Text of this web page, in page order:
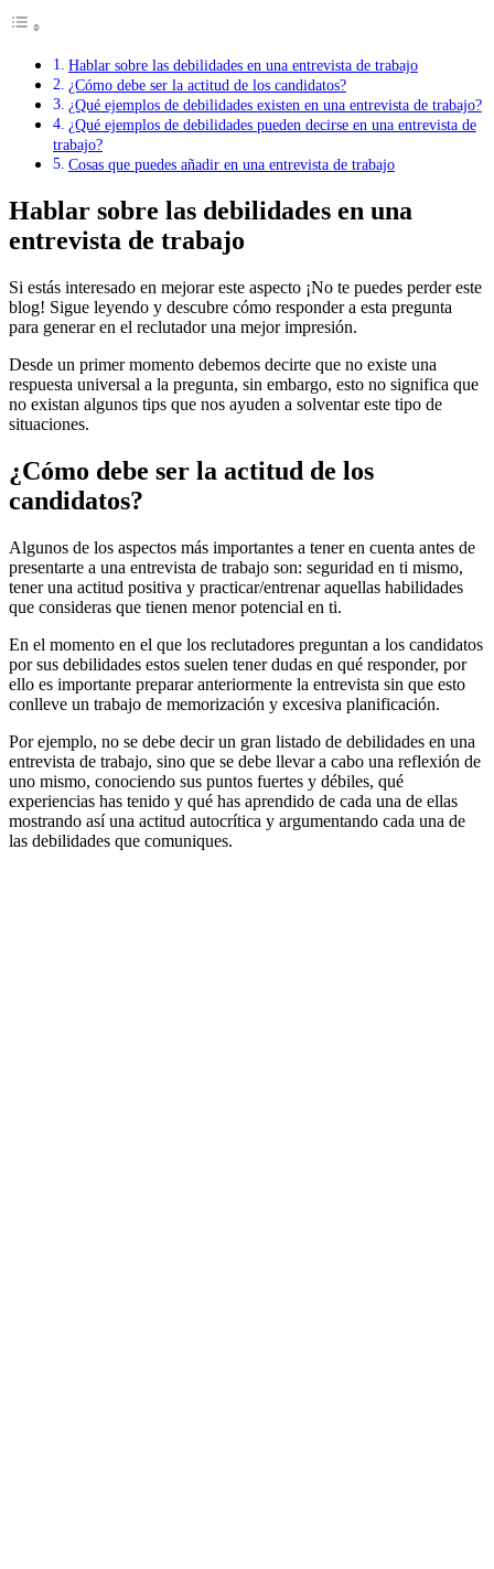
Hablar sobre las debilidades en una entrevista de trabajo
¿Cómo debe ser la actitud de los candidatos?
¿Qué ejemplos de debilidades existen en una entrevista de trabajo?
¿Qué ejemplos de debilidades pueden decirse en una entrevista de
trabajo?
Cosas que puedes añadir en una entrevista de trabajo
Hablar sobre las debilidades en una
entrevista de trabajo
Si estás interesado en mejorar este aspecto ¡No te puedes perder este
blog! Sigue leyendo y descubre cómo responder a esta pregunta
para generar en el reclutador una mejor impresión.
Desde un primer momento debemos decirte que no existe una
respuesta universal a la pregunta, sin embargo, esto no significa que
no existan algunos tips que nos ayuden a solventar este tipo de
situaciones.
¿Cómo debe ser la actitud de los
candidatos?
Algunos de los aspectos más importantes a tener en cuenta antes de
presentarte a una entrevista de trabajo son: seguridad en ti mismo,
tener una actitud positiva y practicar/entrenar aquellas habilidades
que consideras que tienen menor potencial en ti.
En el momento en el que los reclutadores preguntan a los candidatos
por sus debilidades estos suelen tener dudas en qué responder, por
ello es importante preparar anteriormente la entrevista sin que esto
conlleve un trabajo de memorización y excesiva planificación.
Por ejemplo, no se debe decir un gran listado de debilidades en una
entrevista de trabajo, sino que se debe llevar a cabo una reflexión de
uno mismo, conociendo sus puntos fuertes y débiles, qué
experiencias has tenido y qué has aprendido de cada una de ellas
mostrando así una actitud autocrítica y argumentando cada una de
las debilidades que comuniques.